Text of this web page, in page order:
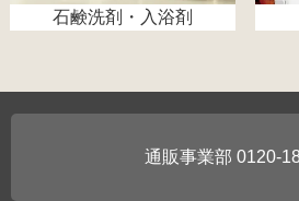
石鹸洗剤・入浴剤
0120-